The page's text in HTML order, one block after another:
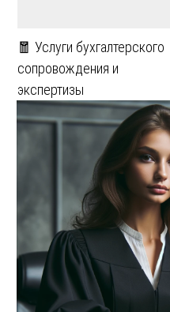
🧧 Услуги бухгалтерского
сопровождения и
экспертизы